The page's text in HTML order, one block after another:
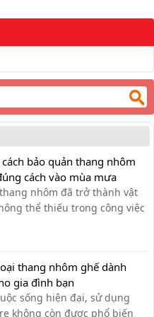
bảo quản thang nhôm
cách vào mùa mưa
nhôm đã trở thành vật
thể thiếu trong công việc
Nikita,… Với những ưu
trội về chiều cao cũng như
chắc chắn, khả năng
thang nhôm ghế dành
gia đình bạn
sống hiện đại, sử dụng
không còn được phổ biến